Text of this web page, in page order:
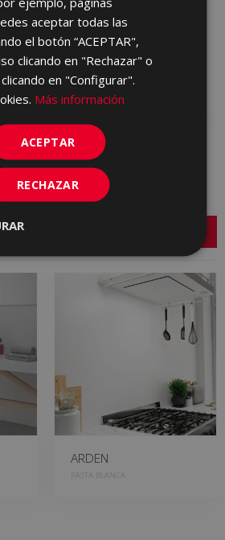
X
ROCKWELL AVRA
MARFIL (graphic) 40 X
120
HEM670 | 40x120
Añadir a favoritos
ARDEN
PASTA BLANCA
aceptar todas las
el botón “ACEPTAR",
clicando en "Rechazar" o
en "Configurar".
Más información
ACEPTAR
RECHAZAR